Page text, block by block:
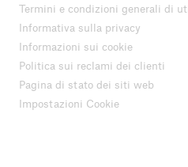
Termini e condizioni generali di
Informativa sulla privacy
Informazioni sui cookie
Politica sui reclami dei clienti
Pagina di stato dei siti web
Impostazioni Cookie